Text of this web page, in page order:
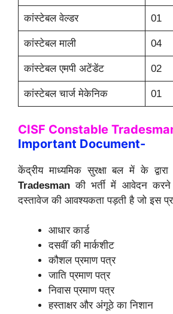
कांस्टेबल वेल्डर 01
कांस्टेबल माली 04
कांस्टेबल एमपी अटेंडेंट 02
कांस्टेबल चार्ज मेकेनिक 01
CISF Constable
Important Document-
केंद्रीय माध्यमिक सुरक्षा बल में के
Tradesman की भर्ती में आवेदन करने
दस्तावेज की आवश्यकता पड़ती है जो इस
आधार कार्ड
दसवीं की मार्कशीट
कौशल प्रमाण पत्र
जाति प्रमाण पत्र
निवास प्रमाण पत्र
हस्ताक्षर और अंगूठे का निशान